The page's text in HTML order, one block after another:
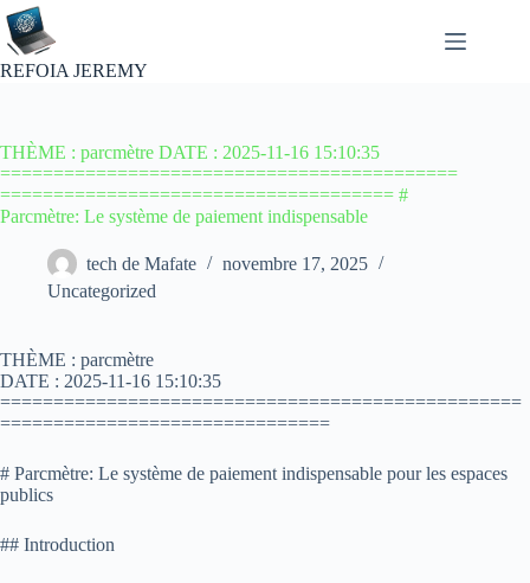
Passer
au
contenu
REFOIA JEREMY
THÈME : parcmètre DATE : 2025-11-16 15:10:35
===========================================
===================================== #
Parcmètre: Le système de paiement indispensable
tech de Mafate
novembre 17, 2025
Uncategorized
THÈME : parcmètre
DATE : 2025-11-16 15:10:35
=================================================
===============================
# Parcmètre: Le système de paiement indispensable pour les espaces
publics
## Introduction